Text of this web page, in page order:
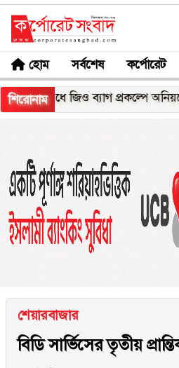
হোম সর্বশেষ কর্পোরেট
শিরোনাম
জিও ব্যাগ প্রকল্পে অনিয়মের
শেয়ারবাজার
বিডি সার্ভিসের তৃতীয়